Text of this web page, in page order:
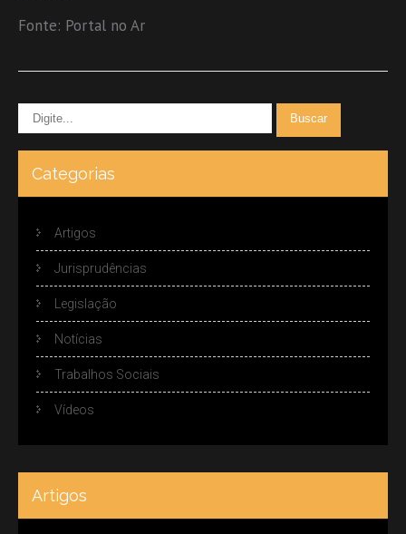
Fonte: Portal no Ar
Categorias
Artigos
Jurisprudências
Legislação
Notícias
Trabalhos Sociais
Vídeos
Artigos